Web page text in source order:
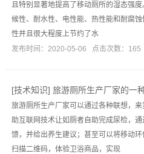
且特别显著地提高了移动厕所的湿态强
候性、耐水性、电性能、热性能和耐腐
性并且很大程度上节约了水
发布时间：2020-05-06 点击次数：165
[技术知识] 旅游厕所生产厂家的一
旅游厕所生产厂家可以通过各种联想，
助互联网技术让如厕者自助完成尿检，
馈，并给出养生建议；甚至可以将移动
扫描二维码，体验卫浴商品，实现